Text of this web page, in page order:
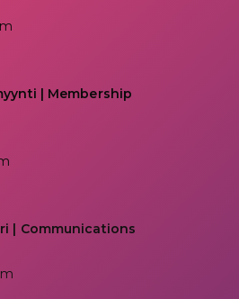
| Membership
| Communications